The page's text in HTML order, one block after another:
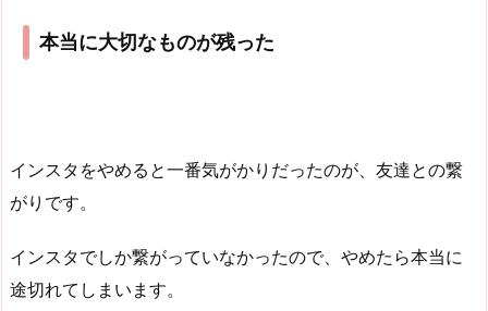
本当に大切なものが残った
インスタをやめると一番気がかりだったのが、友達との繋
がりです。
インスタでしか繋がっていなかったので、やめたら本当に
途切れてしまいます。